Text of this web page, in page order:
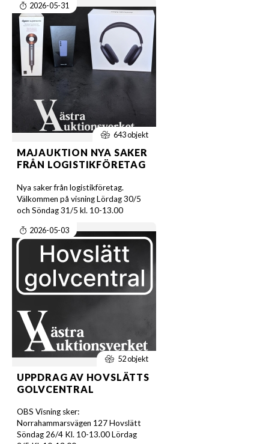
2026-05-31
643 objekt
MAJAUKTION NYA SAKER
FRÅN LOGISTIKFÖRETAG
Nya saker från logistikföretag.
Välkommen på visning Lördag 30/5
och Söndag 31/5 kl. 10-13.00
2026-05-03
52 objekt
UPPDRAG AV HOVSLÄTTS
GOLVCENTRAL
OBS Visning sker:
Norrahammarsvägen 127 Hovslätt
Söndag 26/4 Kl. 10-13.00 Lördag